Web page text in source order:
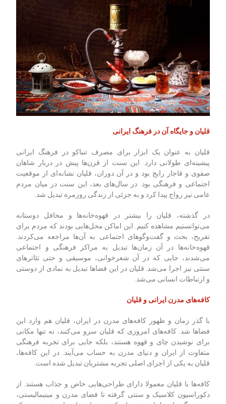
قلیان و جایگاه آن در فرهنگ ایرانی
قلیان به عنوان یک ابزار برای مصرف تنباکو در فرهنگ ایرانی
پیشینه‌ای طولانی دارد. این سنت از قرن‌ها پیش در دربار شاهان
صفوی و قاجار رایج بود و در آن دوران، قلیان نشانه‌ای از موقعیت
اجتماعی و فرهنگی بود. در سال‌های بعد، این سنت در میان مردم
عامی نیز رواج پیدا کرد و به جزئی از زندگی روزمره تبدیل شد.
در گذشته، قلیان را بیشتر در قهوه‌خانه‌ها و محافل دوستانه
می‌توانستیم مشاهده کنیم. این اماکن محل‌هایی بودند که مردم برای
تفریح، بحث و گفت‌وگوهای اجتماعی به آن‌ها مراجعه می‌کردند.
قهوه‌خانه‌ها در آن زمان‌ها تبدیل به مراکز فرهنگی و اجتماعی
می‌شدند، جایی که در آن شعرخوانی، موسیقی و حتی تئاترهای
سنتی نیز اجرا می‌شد. قلیان در این فضاها تبدیل به نمادی از دوستی
و ارتباطات انسانی می‌شد.
کافه‌های مدرن ایرانی و قلیان
با گذر زمان و ظهور کافه‌های مدرن در ایران، قلیان هم وارد این
فضاها شد. کافه‌های امروزی که قلیان سرو می‌کنند، نه تنها مکانی
برای نوشیدن چای و قهوه هستند، بلکه جایی برای تجربه فرهنگی
متفاوت از ایران و دنیای مدرن به حساب می‌آیند. در این کافه‌ها،
قلیان به یکی از اجزای اصلی تجربه مشتریان تبدیل شده است.
کافه‌ها با قلیان معمولا دارای طراحی‌هایی خاص و جذاب هستند. از
دکوراسیون کلاسیک و سنتی گرفته تا فضای مدرن و مینیمالیستی،